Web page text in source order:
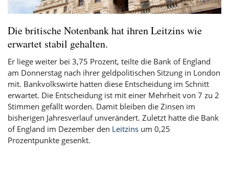
Die britische Notenbank hat ihren Leitzins wie
erwartet stabil gehalten.
Er liege weiter bei 3,75 Prozent, teilte die Bank of England
am Donnerstag nach ihrer geldpolitischen Sitzung in London
mit. Bankvolkswirte hatten diese Entscheidung im Schnitt
erwartet. Die Entscheidung ist mit einer Mehrheit von 7 zu 2
Stimmen gefällt worden. Damit bleiben die Zinsen im
bisherigen Jahresverlauf unverändert. Zuletzt hatte die Bank
of England im Dezember den Leitzins um 0,25
Prozentpunkte gesenkt.